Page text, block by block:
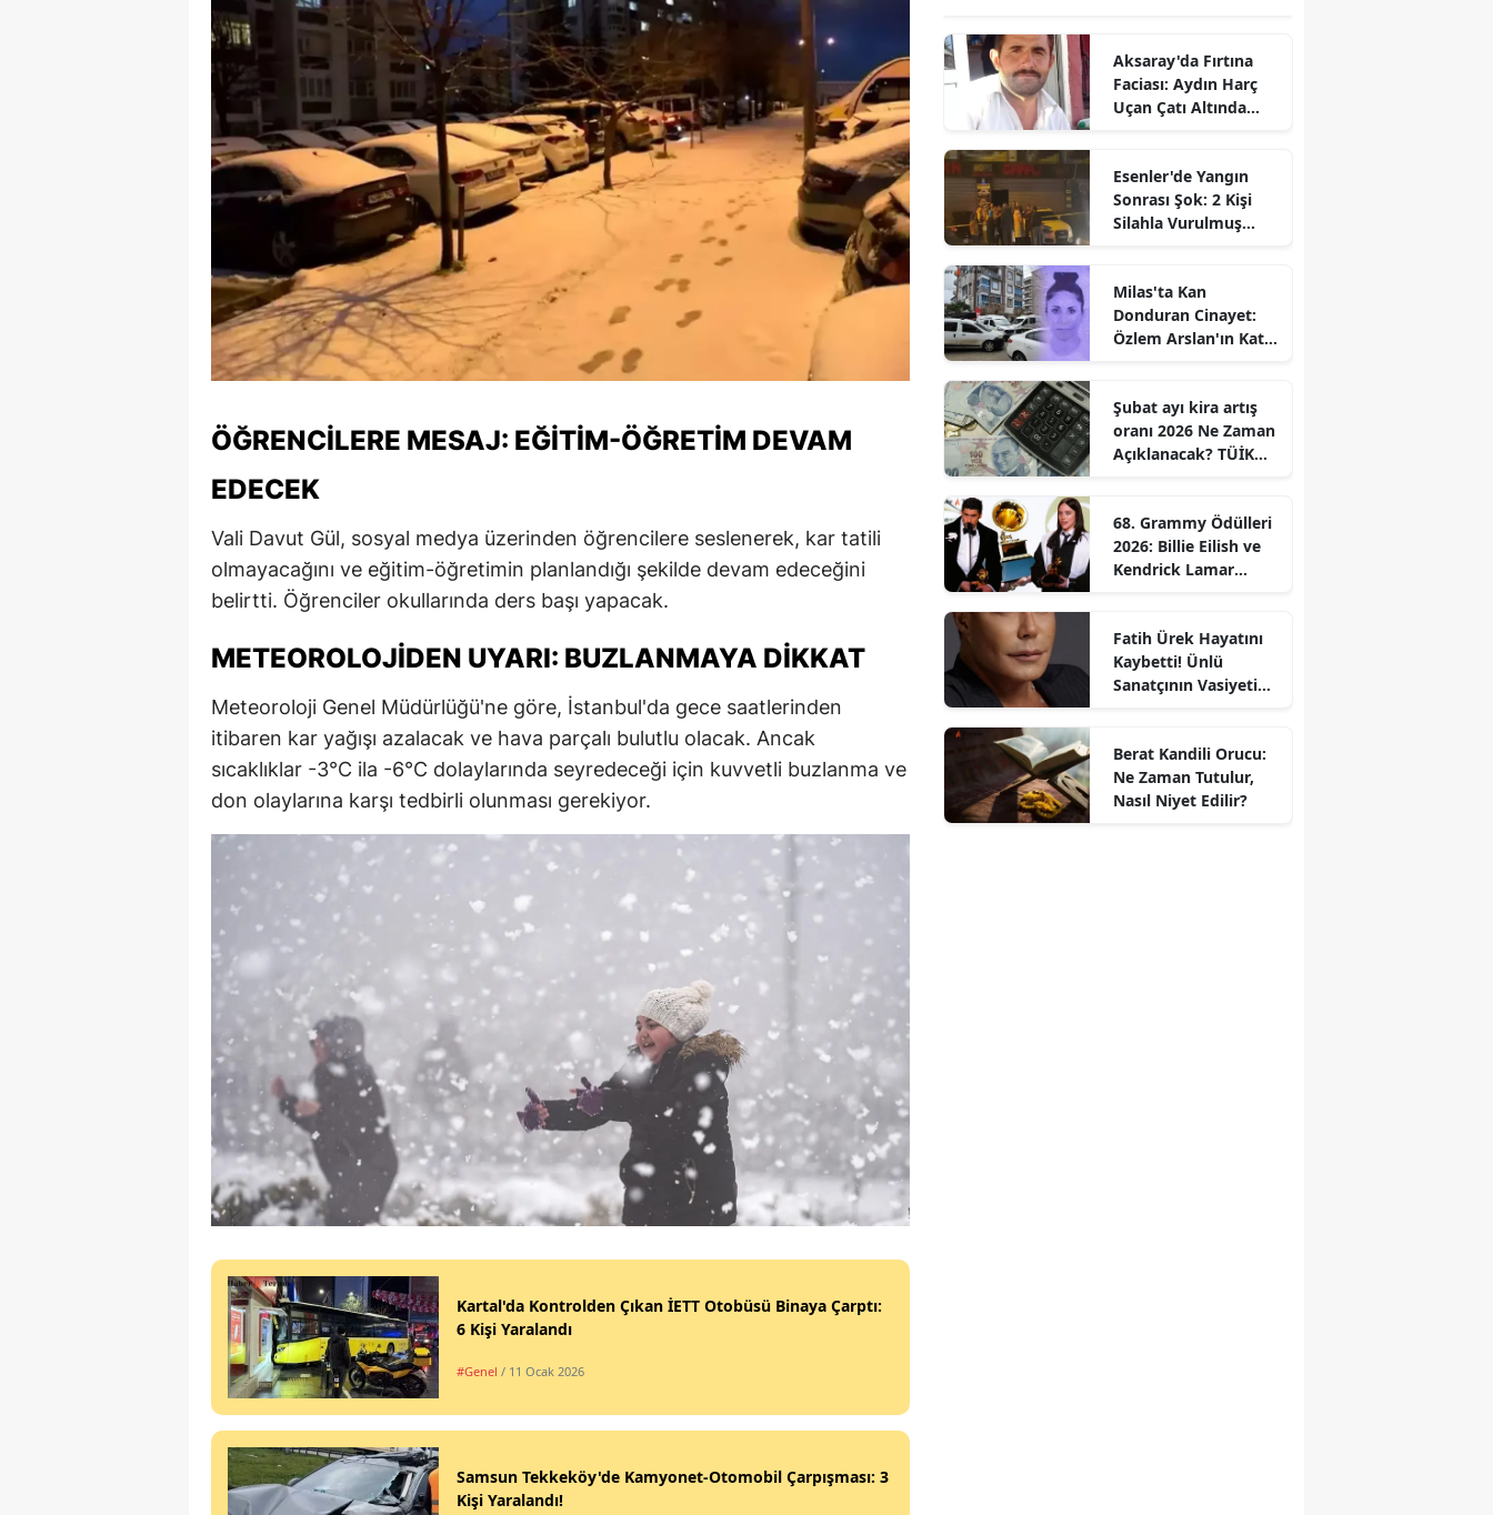
ÖĞRENCILERE MESAJ: EĞITIM-ÖĞRETIM DEVAM
EDECEK
Vali Davut Gül, sosyal medya üzerinden öğrencilere seslenerek, kar tatili
olmayacağını ve eğitim-öğretimin planlandığı şekilde devam edeceğini
belirtti. Öğrenciler okullarında ders başı yapacak.
METEOROLOJIDEN UYARI: BUZLANMAYA DIKKAT
Meteoroloji Genel Müdürlüğü'ne göre, İstanbul'da gece saatlerinden
itibaren kar yağışı azalacak ve hava parçalı bulutlu olacak. Ancak
sıcaklıklar -3°C ila -6°C dolaylarında seyredeceği için kuvvetli buzlanma ve
don olaylarına karşı tedbirli olunması gerekiyor.
Kartal'da Kontrolden Çıkan İETT Otobüsü Binaya Çarptı:
6 Kişi Yaralandı
#Genel / 11 Ocak 2026
Samsun Tekkeköy'de Kamyonet-Otomobil Çarpışması: 3
Kişi Yaralandı!
Aksaray'da Fırtına
Faciası: Aydın Harç
Uçan Çatı Altında
Esenler'de Yangın
Sonrası Şok: 2 Kişi
Silahla Vurulmuş
Milas'ta Kan
Donduran Cinayet:
Özlem Arslan'ın Katili
Şubat ayı kira artış
oranı 2026 Ne Zaman
Açıklanacak? TÜİK
68. Grammy Ödülleri
2026: Billie Eilish ve
Kendrick Lamar
Fatih Ürek Hayatını
Kaybetti! Ünlü
Sanatçının Vasiyeti
Berat Kandili Orucu:
Ne Zaman Tutulur,
Nasıl Niyet Edilir?